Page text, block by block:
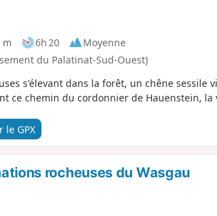
m 6h 20
Moyenne
du Palatinat-Sud-Ouest)
s'élevant dans la forêt, un chêne sessile
ce chemin du cordonnier de Hauenstein, la
le GPX
rocheuses du Wasgau